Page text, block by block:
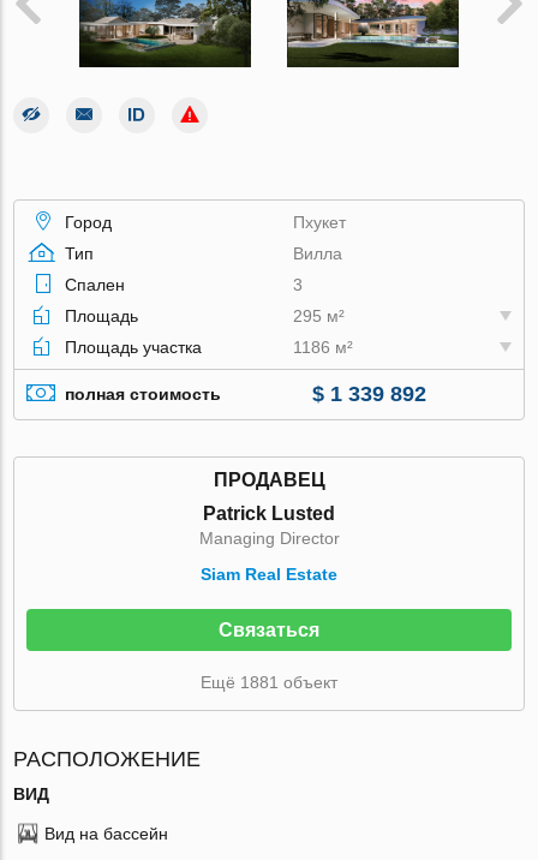
Город
Пхукет
Тип
Вилла
Спален
3
Площадь
295 м²
Площадь участка
1186 м²
полная стоимость $ 1 339 892
ПРОДАВЕЦ
Patrick Lusted
Managing Director
Siam Real Estate
Связаться
Ещё 1881 объект
РАСПОЛОЖЕНИЕ
ВИД
Вид на бассейн